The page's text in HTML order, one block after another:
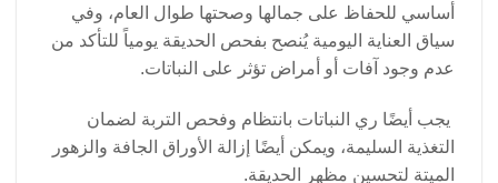
أساسي للحفاظ على جمالها وصحتها طوال العام، وفي
سياق العناية اليومية يُنصح بفحص الحديقة يومياً للتأكد من
عدم وجود آفات أو أمراض تؤثر على النباتات.
يجب أيضًا ري النباتات بانتظام وفحص التربة لضمان
التغذية السليمة، ويمكن أيضًا إزالة الأوراق الجافة والزهور
الميتة لتحسين مظهر الحديقة.